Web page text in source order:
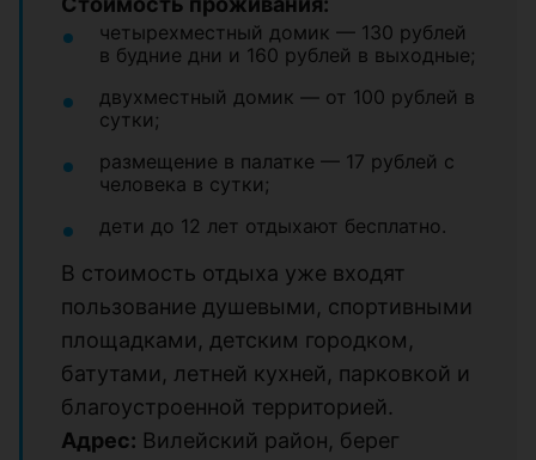
четырехместный домик — 130 рублей
в будние дни и 160 рублей в выходные;
двухместный домик — от 100 рублей в
сутки;
размещение в палатке — 17 рублей с
человека в сутки;
дети до 12 лет отдыхают бесплатно.
В стоимость отдыха уже входят
пользование душевыми, спортивными
площадками, детским городком,
батутами, летней кухней, парковкой и
благоустроенной территорией.
Адрес: Вилейский район, берег